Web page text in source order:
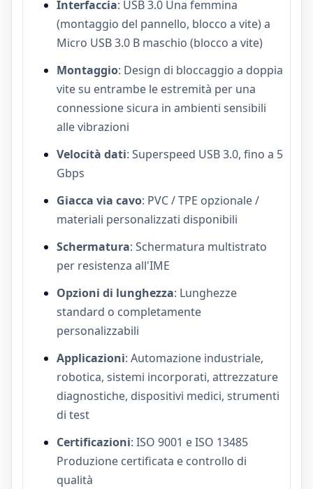
Interfaccia: USB 3.0 Una femmina
(montaggio del pannello, blocco a vite) a
Micro USB 3.0 B maschio (blocco a vite)
Montaggio: Design di bloccaggio a doppia
vite su entrambe le estremità per una
connessione sicura in ambienti sensibili
alle vibrazioni
Velocità dati: Superspeed USB 3.0, fino a 5
Gbps
Giacca via cavo: PVC / TPE opzionale /
materiali personalizzati disponibili
Schermatura: Schermatura multistrato
per resistenza all'IME
Opzioni di lunghezza: Lunghezze
standard o completamente
personalizzabili
Applicazioni: Automazione industriale,
robotica, sistemi incorporati, attrezzature
diagnostiche, dispositivi medici, strumenti
di test
Certificazioni: ISO 9001 e ISO 13485
Produzione certificata e controllo di
qualità